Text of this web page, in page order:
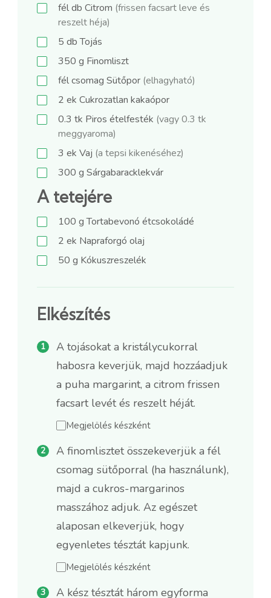
féldb Citrom (frissen facsart leve és
reszelt héja)
5 dbTojás
350 g Finomliszt
félcsomag Sütőpor (elhagyható)
2 ek Cukrozatlan kakaópor
0.3 tk Piros ételfesték (vagy 0.3 tk
meggyaroma)
3 ek Vaj (a tepsi kikenéséhez)
300 g Sárgabaracklekvár
A tetejére
100 gTortabevonó étcsokoládé
2 ek Napraforgó olaj
50 g Kókuszreszelék
Elkészítés
A tojásokat a kristálycukorral
habosra keverjük, majd hozzáadjuk
a puha margarint, a citrom frissen
facsart levét és reszelt héját.
Megjelölés készként
A finomlisztet összekeverjük a fél
csomag sütőporral (ha használunk),
majd a cukros-margarinos
masszához adjuk. Az egészet
alaposan elkeverjük, hogy
egyenletes tésztát kapjunk.
Megjelölés készként
A kész tésztát három egyforma